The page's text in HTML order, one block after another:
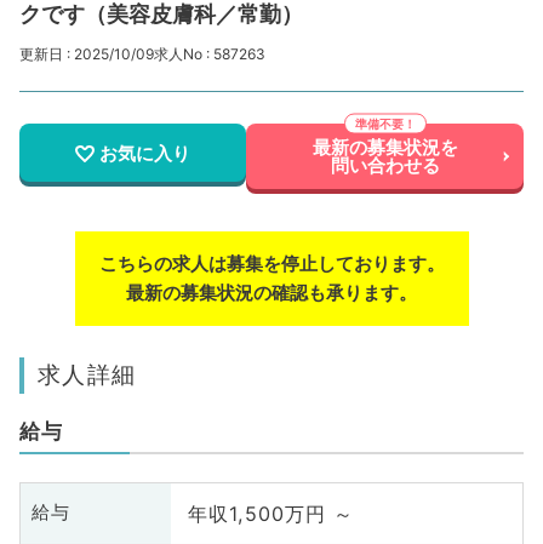
クです（美容皮膚科／常勤）
更新日 : 2025/10/09求人No : 587263
お気に入り 最新の募集状況を
問い合わせる
こちらの求人は募集を停止しております。
最新の募集状況の確認も承ります。
求人詳細
給与
給与 年収1,500万円 ～